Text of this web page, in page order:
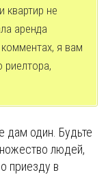
квартир не
аренда
я вам
риелтора,
дам один. Будьте
людей,
приезду в